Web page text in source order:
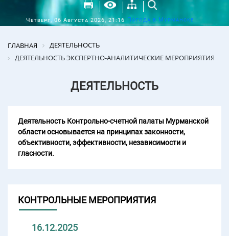
Четверг, 06 Августа 2026, 21:16 Погода в Мурманске
ГЛАВНАЯ
ДЕЯТЕЛЬНОСТЬ
ДЕЯТЕЛЬНОСТЬ ЭКСПЕРТНО-АНАЛИТИЧЕСКИЕ МЕРОПРИЯТИЯ
ДЕЯТЕЛЬНОСТЬ
Деятельность Контрольно-счетной палаты Мурманской
области основывается на принципах законности,
объективности, эффективности, независимости и
гласности.
КОНТРОЛЬНЫЕ МЕРОПРИЯТИЯ
16.12.2025